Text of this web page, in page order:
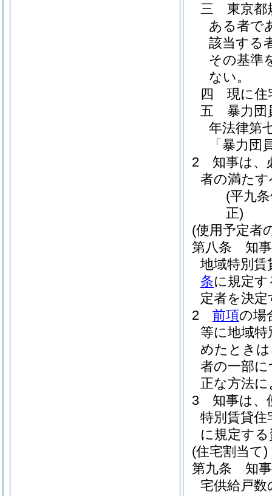
三
東京都
ある者で
該当する
その基準
ない。
四
現に住
五
暴力団
年法律第
「暴力団
2
知事は、
者の満た
(平九
正)
(使用予定者
第八条
知
地域特別
条に規定
定者を決定
2
前項の場
等に地域
めたとき
者の一部
正な方法
3
知事は、
特別賃貸
に規定す
(住宅割当て)
第九条
知
宅供給戸